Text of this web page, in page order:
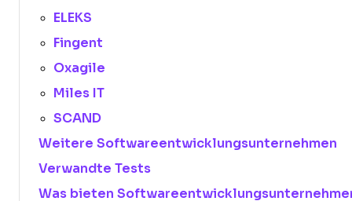
ELEKS
Fingent
Oxagile
Miles IT
SCAND
Weitere Softwareentwicklungsunternehmen
Verwandte Tests
Was bieten